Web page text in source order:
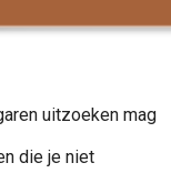
uitzoeken mag
die je niet